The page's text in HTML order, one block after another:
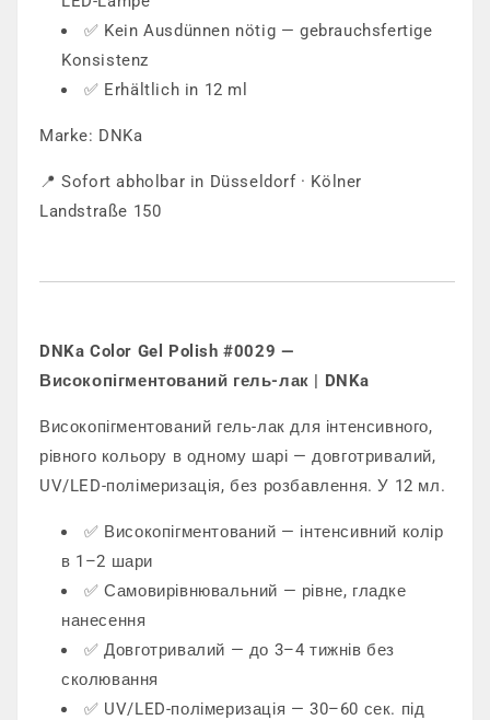
✅ Kein Ausdünnen nötig — gebrauchsfertige
Konsistenz
✅ Erhältlich in 12 ml
Marke: DNKa
📍 Sofort abholbar in Düsseldorf · Kölner
Landstraße 150
DNKa Color Gel Polish #0029 —
Високопігментований гель-лак | DNKa
Високопігментований гель-лак для інтенсивного,
рівного кольору в одному шарі — довготривалий,
UV/LED-полімеризація, без розбавлення. У 12 мл.
✅ Високопігментований — інтенсивний колір
в 1–2 шари
✅ Самовирівнювальний — рівне, гладке
нанесення
✅ Довготривалий — до 3–4 тижнів без
сколювання
✅ UV/LED-полімеризація — 30–60 сек. під